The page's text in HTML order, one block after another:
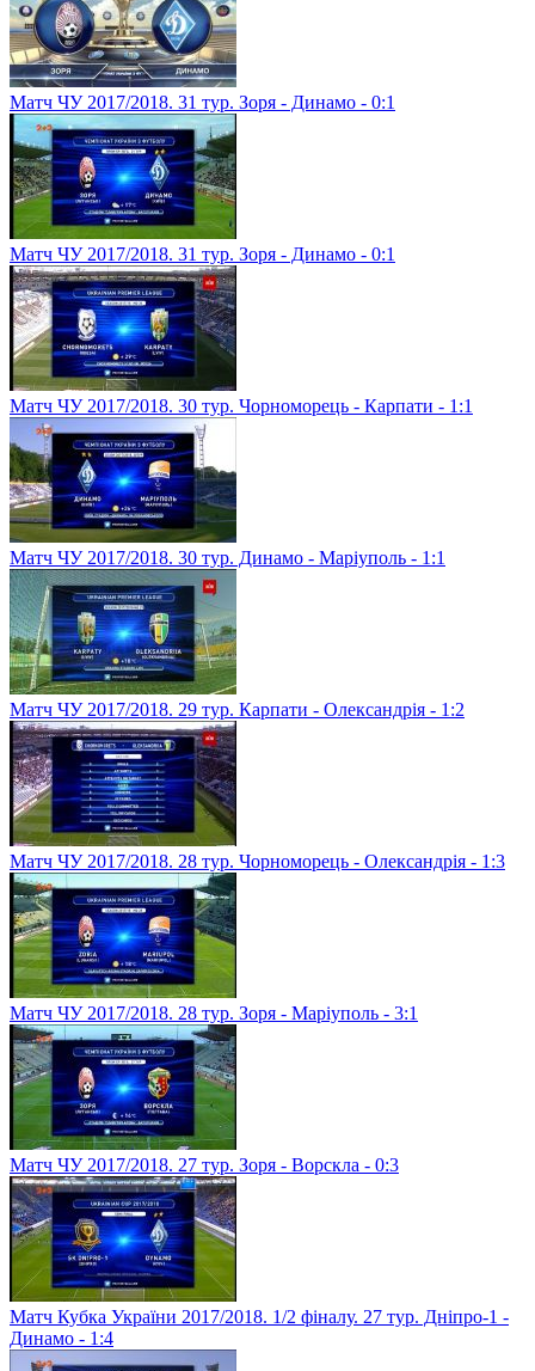
Матч ЧУ 2017/2018. 31 тур. Зоря - Динамо - 0:1
Матч ЧУ 2017/2018. 31 тур. Зоря - Динамо - 0:1
Матч ЧУ 2017/2018. 30 тур. Чорноморець - Карпати - 1:1
Матч ЧУ 2017/2018. 30 тур. Динамо - Маріуполь - 1:1
Матч ЧУ 2017/2018. 29 тур. Карпати - Олександрія - 1:2
Матч ЧУ 2017/2018. 28 тур. Чорноморець - Олександрія - 1:3
Матч ЧУ 2017/2018. 28 тур. Зоря - Маріуполь - 3:1
Матч ЧУ 2017/2018. 27 тур. Зоря - Ворскла - 0:3
Матч Кубка України 2017/2018. 1/2 фіналу. 27 тур. Дніпро-1 -
Динамо - 1:4